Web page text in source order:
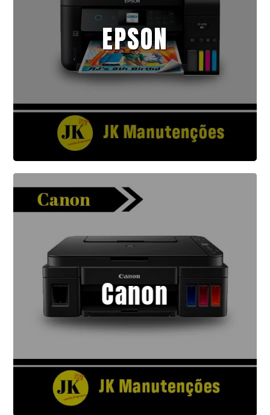
EPSON
Canon